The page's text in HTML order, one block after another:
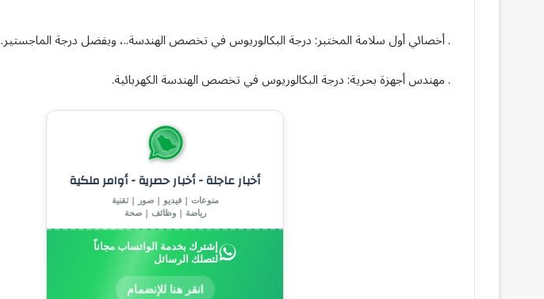
. أخصائي أول سلامة المختبر: درجة البكالوريوس في تخصص الهندسة..، ويفضل درجة الماجستير.
. مهندس أجهزة بحرية: درجة البكالوريوس في تخصص الهندسة الكهربائية.
أخبار عاجلة - أخبار حصرية - أوامر ملكية
منوعات | فيديو | صور | تقنية
رياضة | وظائف | صحة
إشترك بخدمة الواتساب مجاناً
لتصلك الرسائل
انقر هنا للإنضمام